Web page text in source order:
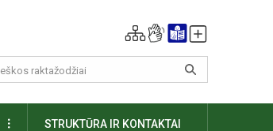
DAUGIAUSTRUKTŪRA IR KONTAKTAI